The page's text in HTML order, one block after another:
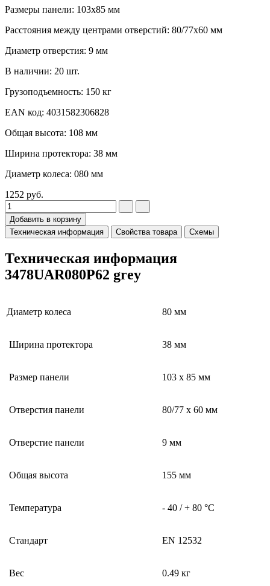
Размеры панели: 103x85 мм
Расстояния между центрами отверстий: 80/77x60 мм
Диаметр отверстия: 9 мм
В наличии: 20 шт.
Грузоподъемность: 150 кг
EAN код: 4031582306828
Общая высота: 108 мм
Ширина протектора: 38 мм
Диаметр колеса: 080 мм
1252 руб.
Добавить в корзину
Техническая информация
Свойства товара Схемы
Техническая информация
3478UAR080P62 grey
Диаметр колеса 80 мм
Ширина протектора 38 мм
Размер панели 103 x 85 мм
Отверстия панели 80/77 x 60 мм
Отверстие панели 9 мм
Общая высота 155 мм
Температура - 40 / + 80 °C
Стандарт EN 12532
Вес 0.49 кг